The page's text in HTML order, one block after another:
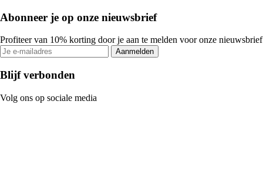
Abonneer je op onze nieuwsbrief
Profiteer van 10% korting door je aan te melden voor onze nieuwsbrief
Aanmelden
Blijf verbonden
Volg ons op sociale media